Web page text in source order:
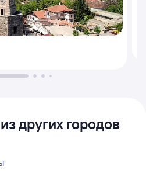
других городов